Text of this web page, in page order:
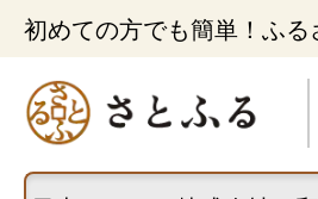
初めての方でも簡単！ふる